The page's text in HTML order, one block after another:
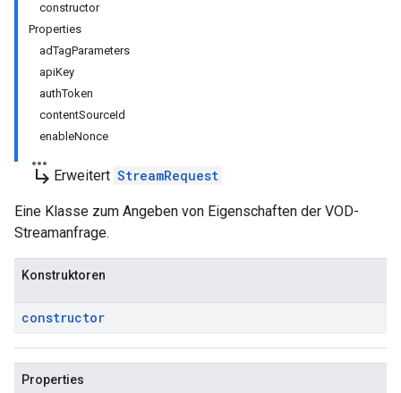
constructor
Properties
adTagParameters
apiKey
authToken
contentSourceId
enableNonce
subdirectory_arrow_right Erweitert StreamRequest
Eine Klasse zum Angeben von Eigenschaften der VOD-
Streamanfrage.
Konstruktoren
constructor
Properties